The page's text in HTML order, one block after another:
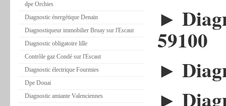
dpe Orchies
Diagnostic énergétique Denain
Diagnostiqueur immobilier Bruay sur l'Escaut
Diagnostic obligatoire lille
Contrôle gaz Condé sur l'Escaut
Diagnostic électrique Fourmies
Dpe Douai
Diagnostic amiante Valenciennes
►
59100
►
►